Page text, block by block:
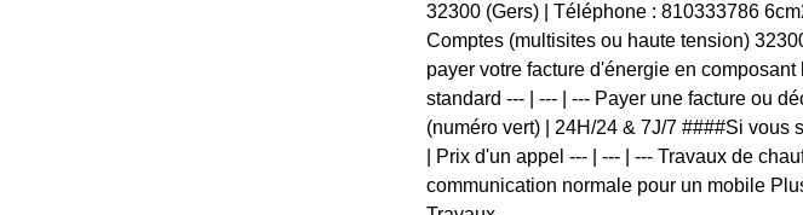
32300 (Gers) | Téléphone : 810333786
Comptes (multisites ou haute tension)
payer votre facture d'énergie en
standard --- | --- | --- Payer une facture ou
(numéro vert) | 24H/24 & 7J/7 ####Si vous
| Prix d'un appel --- | --- | --- Travaux de
communication normale pour un mobile